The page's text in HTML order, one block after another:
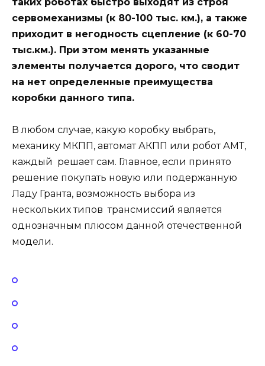
сервомеханизмы (к 80-100 тыс. км.), а также
приходит в негодность сцепление (к 60-70
тыс.км.). При этом менять указанные
элементы получается дорого, что сводит
на нет определенные преимущества
коробки данного типа.
В любом случае, какую коробку выбрать,
механику МКПП, автомат АКПП или робот АМТ,
каждый решает сам. Главное, если принято
решение покупать новую или подержанную
Ладу Гранта, возможность выбора из
нескольких типов трансмиссий является
однозначным плюсом данной отечественной
модели.